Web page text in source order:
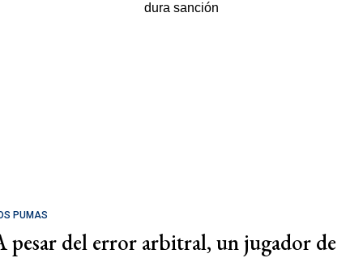
PUMAS
pesar del error arbitral, un jugador de